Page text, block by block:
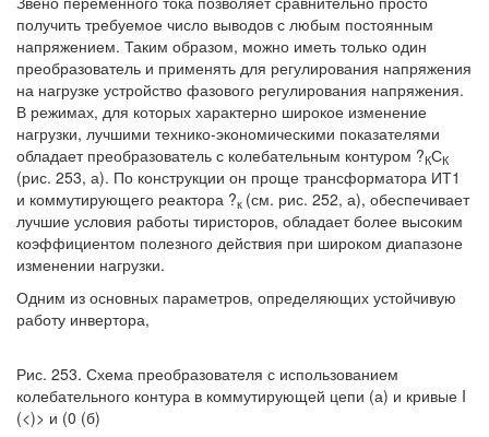
получить требуемое число выводов с любым постоянным
напряжением. Таким образом, можно иметь только один
преобразователь и применять для регулирования напряжения
на нагрузке устройство фазового регулирования напряжения.
В режимах, для которых характерно широкое изменение
нагрузки, лучшими технико-экономическими показателями
обладает преобразователь с колебательным контуром ?КСК
(рис. 253, а). По конструкции он проще трансформатора ИТ1
и коммутирующего реактора ?к (см. рис. 252, а), обеспечивает
лучшие условия работы тиристоров, обладает более высоким
коэффициентом полезного действия при широком диапазоне
изменении нагрузки.
Одним из основных параметров, определяющих устойчивую
работу инвертора,
Рис. 253. Схема преобразователя с использованием
колебательного контура в коммутирующей цепи (а) и кривые I
(<)> и (0 (б)